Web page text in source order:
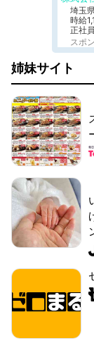
埼玉
時給
正社員
スポ
姉妹サイト